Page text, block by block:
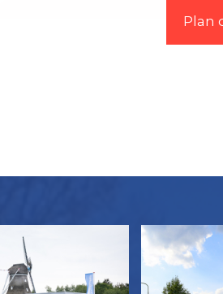
Plan